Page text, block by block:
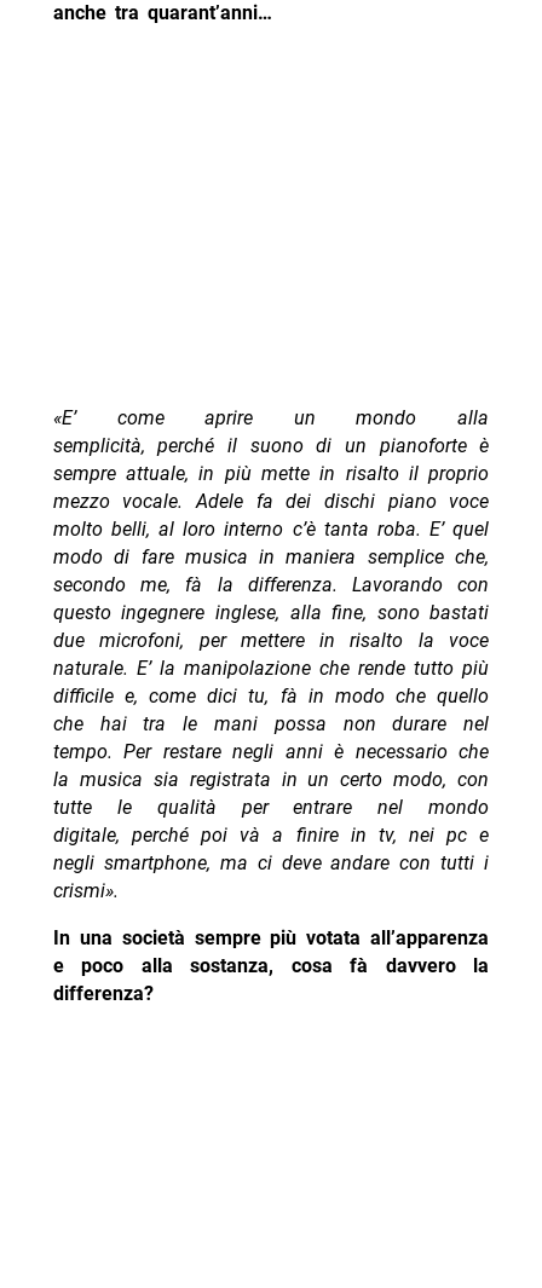
anche tra quarant’anni…
«E’ come aprire un mondo alla
semplicità, perché il suono di un pianoforte è
sempre attuale, in più mette in risalto il proprio
mezzo vocale. Adele fa dei dischi piano voce
molto belli, al loro interno c’è tanta roba. E’ quel
modo di fare musica in maniera semplice che,
secondo me, fà la differenza. Lavorando con
questo ingegnere inglese, alla fine, sono bastati
due microfoni, per mettere in risalto la voce
naturale. E’ la manipolazione che rende tutto più
difficile e, come dici tu, fà in modo che quello
che hai tra le mani possa non durare nel
tempo. Per restare negli anni è necessario che
la musica sia registrata in un certo modo, con
tutte le qualità per entrare nel mondo
digitale, perché poi và a finire in tv, nei pc e
negli smartphone, ma ci deve andare con tutti i
crismi».
In una società sempre più votata all’apparenza
e poco alla sostanza, cosa fà davvero la
differenza?